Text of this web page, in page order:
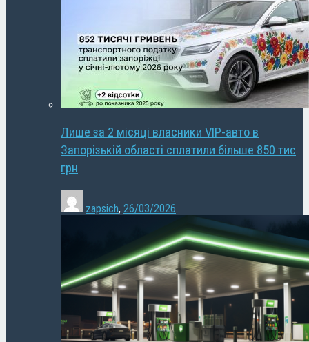
Лише за 2 місяці власники VIP-авто в
Запорізькій області сплатили більше 850 тис
грн
zapsich, 26/03/2026